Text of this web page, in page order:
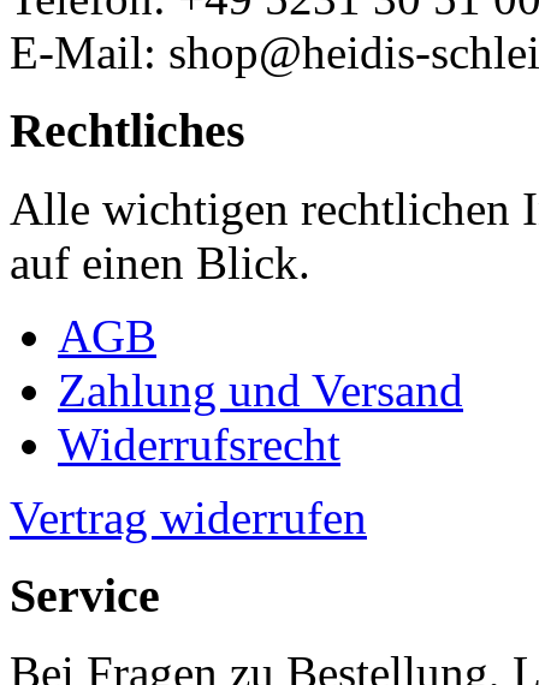
E-Mail: shop@heidis-
Rechtliches
Alle wichtigen rechtlichen
auf einen Blick.
AGB
Zahlung und Versand
Widerrufsrecht
Vertrag widerrufen
Service
Bei Fragen zu Bestellung,